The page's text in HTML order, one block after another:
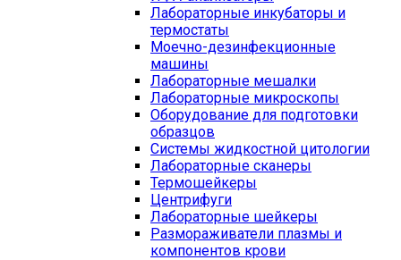
Лабораторные инкубаторы и
термостаты
Моечно-дезинфекционные
машины
Лабораторные мешалки
Лабораторные микроскопы
Оборудование для подготовки
образцов
Системы жидкостной цитологии
Лабораторные сканеры
Термошейкеры
Центрифуги
Лабораторные шейкеры
Размораживатели плазмы и
компонентов крови